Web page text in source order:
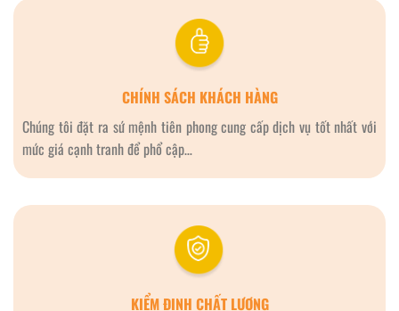
CHÍNH SÁCH KHÁCH HÀNG
Chúng tôi đặt ra sứ mệnh tiên phong cung cấp dịch vụ tốt nhất với
mức giá cạnh tranh để phổ cập…
KIỂM ĐỊNH CHẤT LƯỢNG